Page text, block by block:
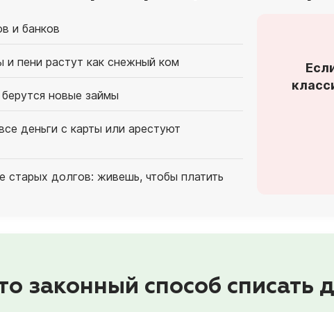
и банков
пени растут как снежный ком
новые займы
деньги с карты или арестуют
старых долгов: живешь, чтобы платить
законный способ списать